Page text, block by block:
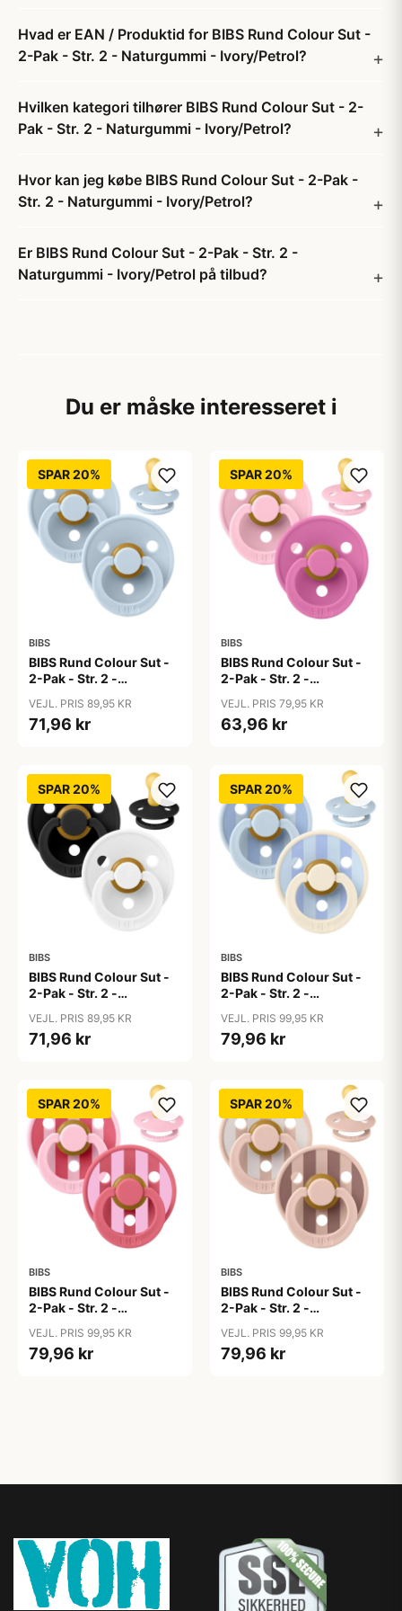
Hvad er EAN / Produktid for BIBS Rund Colour Sut -
2-Pak - Str. 2 - Naturgummi - Ivory/Petrol?
Hvilken kategori tilhører BIBS Rund Colour Sut - 2-
Pak - Str. 2 - Naturgummi - Ivory/Petrol?
Hvor kan jeg købe BIBS Rund Colour Sut - 2-Pak -
Str. 2 - Naturgummi - Ivory/Petrol?
Er BIBS Rund Colour Sut - 2-Pak - Str. 2 -
Naturgummi - Ivory/Petrol på tilbud?
Du er måske interesseret i
SPAR 20%
BIBS
BIBS Rund Colour Sut -
2-Pak - Str. 2 -
Blue/Baby Blue
VEJL. PRIS 89,95 KR
71,96 kr
SPAR 20%
BIBS
BIBS Rund Colour Sut -
2-Pak - Str. 2 -
Pink/Bubblegum
VEJL. PRIS 79,95 KR
63,96 kr
SPAR 20%
BIBS
BIBS Rund Colour Sut -
2-Pak - Str. 2 -
Black/White
VEJL. PRIS 89,95 KR
71,96 kr
SPAR 20%
BIBS
BIBS Rund Colour Sut -
2-Pak - Str. 2 -
Studio - Baby Blue/Dusty
Blue Mix
VEJL. PRIS 99,95 KR
79,96 kr
SPAR 20%
BIBS
BIBS Rund Colour Sut -
2-Pak - Str. 2 -
Studio - Baby Pink/Coral
Mix
VEJL. PRIS 99,95 KR
79,96 kr
SPAR 20%
BIBS
BIBS Rund Colour Sut -
2-Pak - Str. 2 -
Studio - Blush Mix
VEJL. PRIS 99,95 KR
79,96 kr